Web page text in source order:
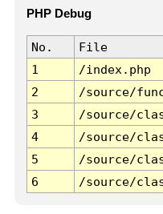
PHP Debug
No. File
1
/index.php
2
/source/
3
/source/
4
/source/
5
/source/
6
/source/